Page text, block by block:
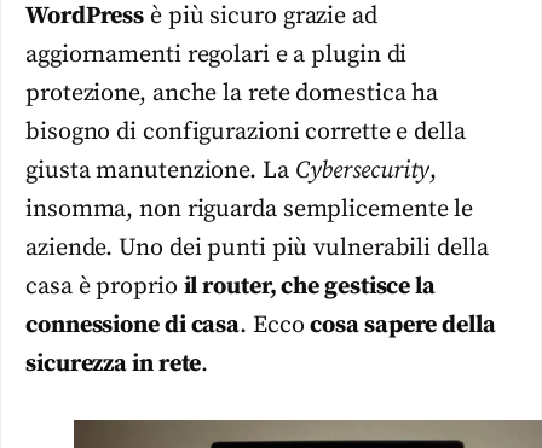
WordPress è più sicuro grazie ad
aggiornamenti regolari e a plugin di
protezione, anche la rete domestica ha
bisogno di configurazioni corrette e della
giusta manutenzione. La Cybersecurity,
insomma, non riguarda semplicemente le
aziende. Uno dei punti più vulnerabili della
casa è proprio il router, che gestisce la
connessione di casa. Eccocosa sapere della
sicurezza in rete.